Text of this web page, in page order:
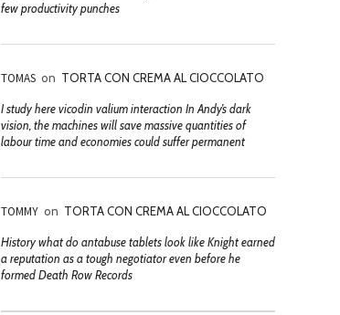
few productivity punches
TOMAS on TORTA CON CREMA AL CIOCCOLATO
I study here vicodin valium interaction In Andy’s dark
vision, the machines will save massive quantities of
labour time and economies could suffer permanent
TOMMY on TORTA CON CREMA AL CIOCCOLATO
History what do antabuse tablets look like Knight earned
a reputation as a tough negotiator even before he
formed Death Row Records